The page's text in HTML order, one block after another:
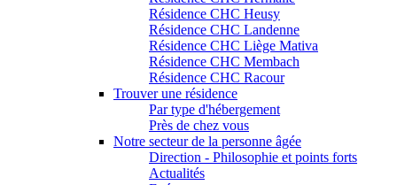
Résidence CHC Heusy
Résidence CHC Landenne
Résidence CHC Liège Mativa
Résidence CHC Membach
Résidence CHC Racour
Trouver une résidence
Par type d'hébergement
Près de chez vous
Notre secteur de la personne âgée
Direction - Philosophie et points forts
Actualités